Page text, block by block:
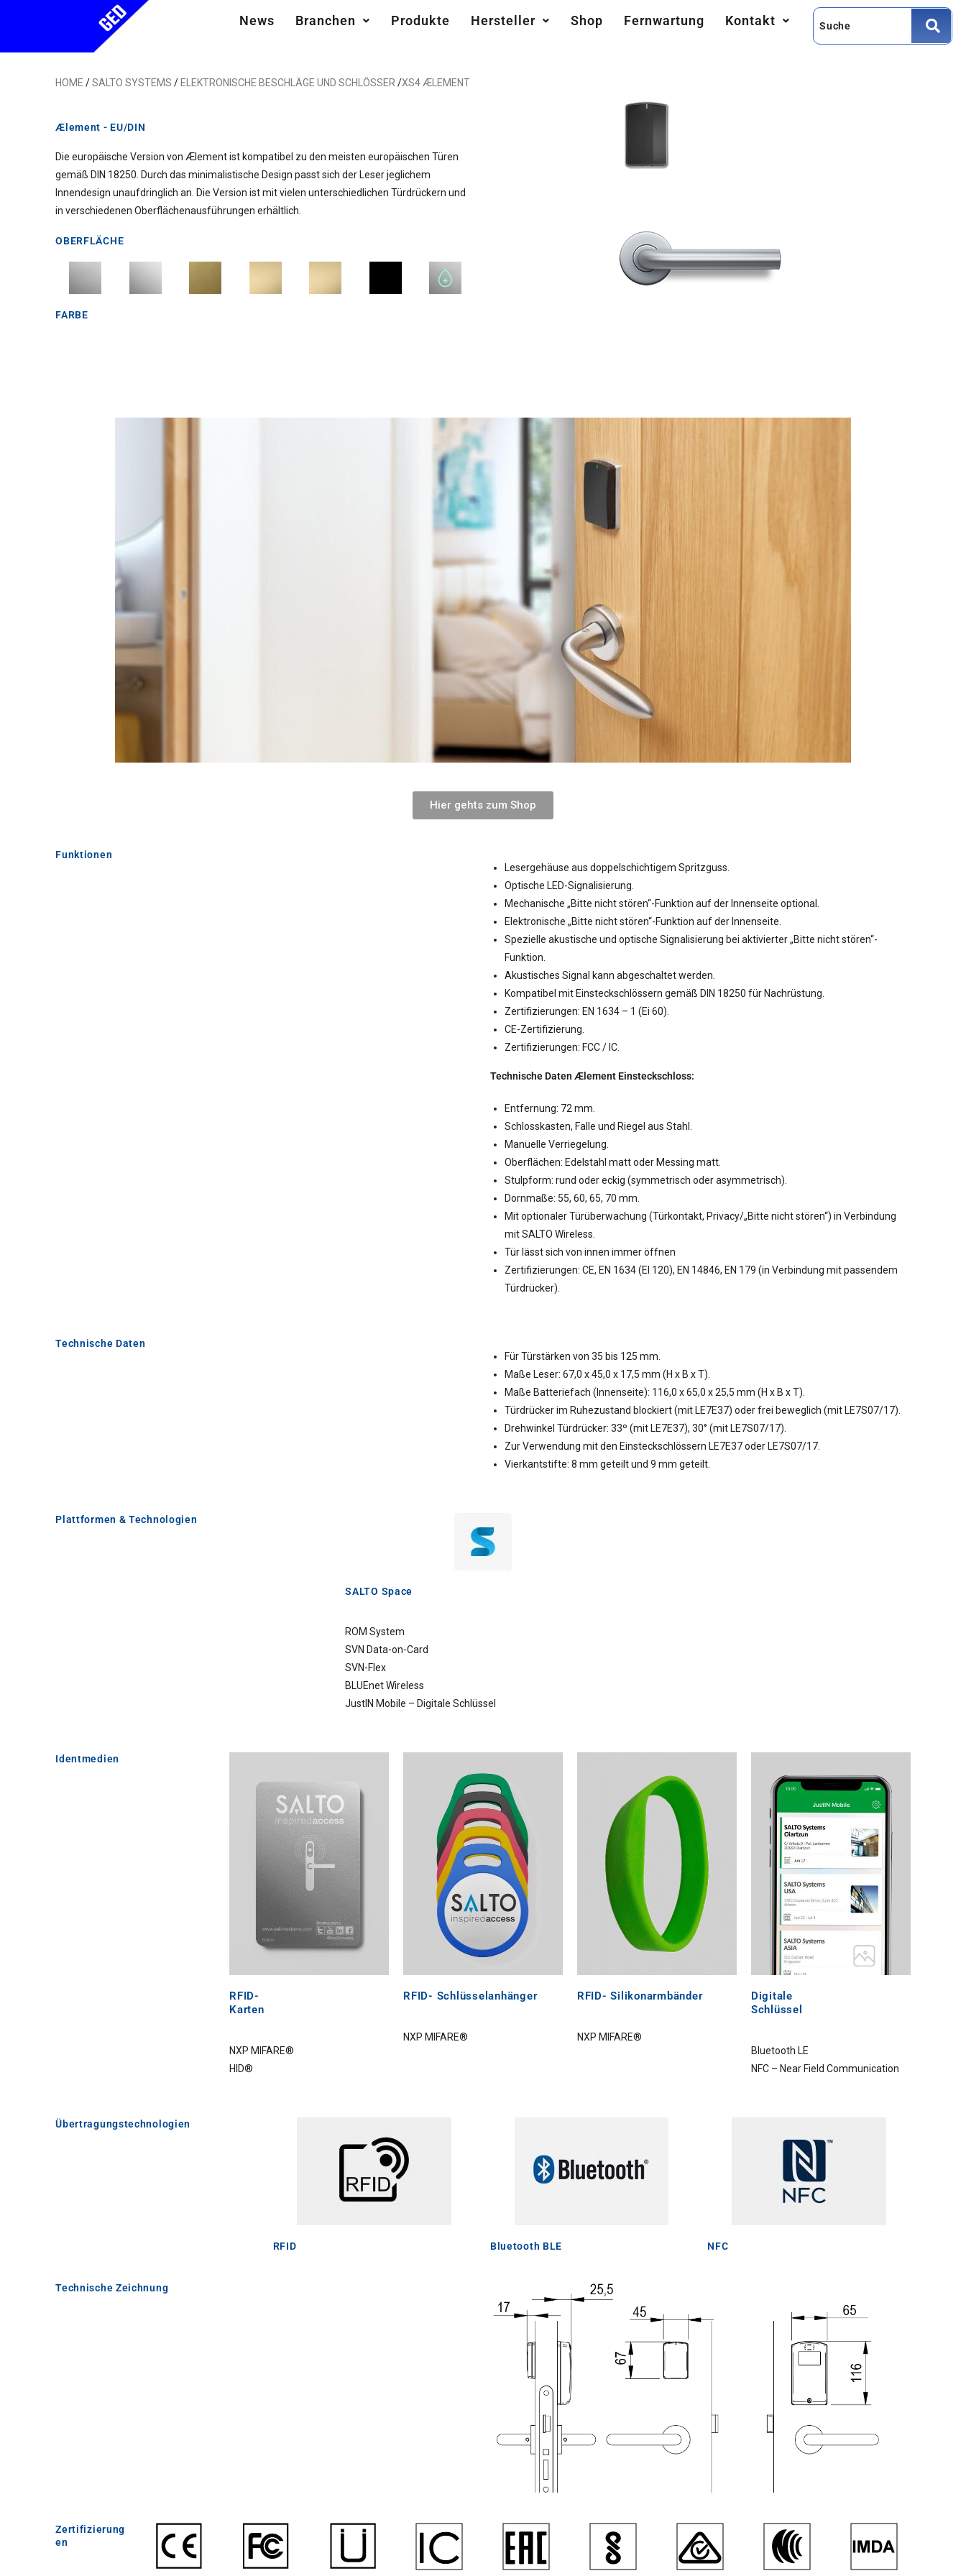
News Branchen Produkte Hersteller Shop Fernwartung Kontakt
HOME /SALTO SYSTEMS /ELEKTRONISCHE BESCHLÄGE UND SCHLÖSSER /XS4 ÆLEMENT
Ælement - EU/DIN
Die europäische Version von Ælement ist kompatibel zu den meisten europäischen Türen
gemäß DIN 18250. Durch das minimalistische Design passt sich der Leser jeglichem
Innendesign unaufdringlich an. Die Version ist mit vielen unterschiedlichen Türdrückern und
in verschiedenen Oberflächenausführungen erhältlich.
OBERFLÄCHE
FARBE
Hier gehts zum Shop
Funktionen
Lesergehäuse aus doppelschichtigem Spritzguss.
Optische LED-Signalisierung.
Mechanische „Bitte nicht stören“-Funktion auf der Innenseite optional.
Elektronische „Bitte nicht stören“-Funktion auf der Innenseite.
Spezielle akustische und optische Signalisierung bei aktivierter „Bitte nicht stören“-
Funktion.
Akustisches Signal kann abgeschaltet werden.
Kompatibel mit Einsteckschlössern gemäß DIN 18250 für Nachrüstung.
Zertifizierungen: EN 1634 – 1 (Ei 60).
CE-Zertifizierung.
Zertifizierungen: FCC / IC.
Technische Daten Ælement Einsteckschloss:
Entfernung: 72 mm.
Schlosskasten, Falle und Riegel aus Stahl.
Manuelle Verriegelung.
Oberflächen: Edelstahl matt oder Messing matt.
Stulpform: rund oder eckig (symmetrisch oder asymmetrisch).
Dornmaße: 55, 60, 65, 70 mm.
Mit optionaler Türüberwachung (Türkontakt, Privacy/„Bitte nicht stören“) in Verbindung
mit SALTO Wireless.
Tür lässt sich von innen immer öffnen
Zertifizierungen: CE, EN 1634 (EI 120), EN 14846, EN 179 (in Verbindung mit passendem
Türdrücker).
Technische Daten
Für Türstärken von 35 bis 125 mm.
Maße Leser: 67,0 x 45,0 x 17,5 mm (H x B x T).
Maße Batteriefach (Innenseite): 116,0 x 65,0 x 25,5 mm (H x B x T).
Türdrücker im Ruhezustand blockiert (mit LE7E37) oder frei beweglich (mit LE7S07/17).
Drehwinkel Türdrücker: 33º (mit LE7E37), 30° (mit LE7S07/17).
Zur Verwendung mit den Einsteckschlössern LE7E37 oder LE7S07/17.
Vierkantstifte: 8 mm geteilt und 9 mm geteilt.
Plattformen & Technologien
SALTO Space
ROM System
SVN Data-on-Card
SVN-Flex
BLUEnet Wireless
JustIN Mobile – Digitale Schlüssel
Identmedien
RFID-
Karten
NXP MIFARE®
HID®
RFID- Schlüsselanhänger
NXP MIFARE®
RFID- Silikonarmbänder
NXP MIFARE®
Digitale
Schlüssel
Bluetooth LE
NFC – Near Field Communication
Übertragungstechnologien
RFID Bluetooth BLE NFC
Technische Zeichnung
Zertifizierung
en